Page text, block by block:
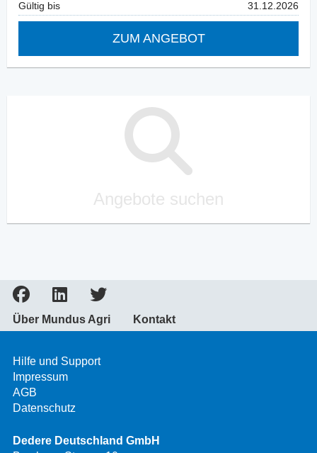
Gültig bis
31.12.2026
ZUM ANGEBOT
Angebote suchen
Über Mundus Agri Kontakt
Hilfe und Support
Impressum
AGB
Datenschutz
Dedere Deutschland GmbH